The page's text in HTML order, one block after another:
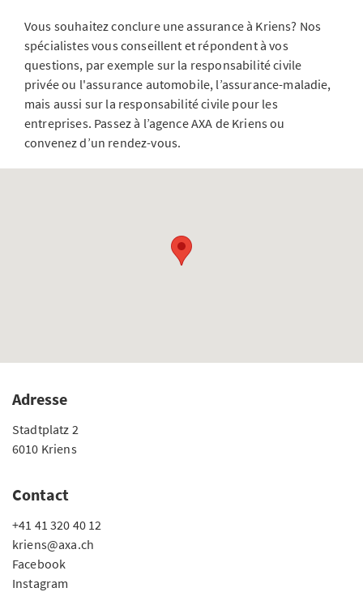
Vous souhaitez conclure une assurance à Kriens? Nos
spécialistes vous conseillent et répondent à vos
questions, par exemple sur la responsabilité civile
privée ou l'assurance automobile, l’assurance-maladie,
mais aussi sur la responsabilité civile pour les
entreprises. Passez à l’agence AXA de Kriens ou
convenez d’un rendez-vous.
Adresse
Stadtplatz 2
6010 Kriens
Contact
+41 41 320 40 12
kriens@axa.ch
Facebook
Instagram